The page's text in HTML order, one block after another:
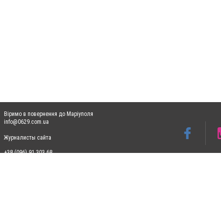
Віримо в повернення до Маріуполя
info@0629.com.ua
Журналисты сайта
+38 (096) 91 303 68